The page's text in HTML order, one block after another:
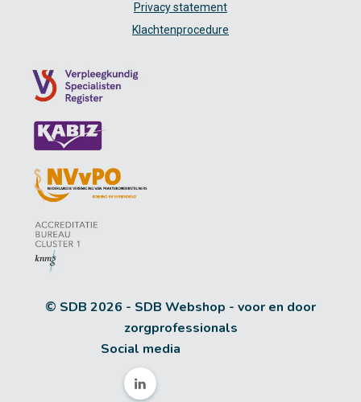
Privacy statement
Klachtenprocedure
© SDB 2026 - SDB Webshop - voor en door
zorgprofessionals
Social media